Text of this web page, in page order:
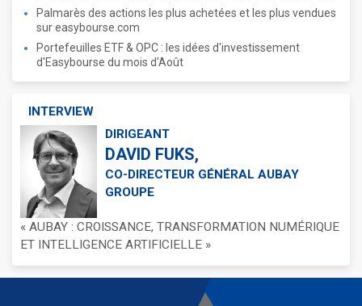
Palmarès des actions les plus achetées et les plus vendues
sur easybourse.com
Portefeuilles ETF & OPC : les idées d'investissement
d'Easybourse du mois d'Août
INTERVIEW
DIRIGEANT
DAVID FUKS,
CO-DIRECTEUR GÉNÉRAL AUBAY
GROUPE
« AUBAY : CROISSANCE, TRANSFORMATION NUMÉRIQUE
ET INTELLIGENCE ARTIFICIELLE »